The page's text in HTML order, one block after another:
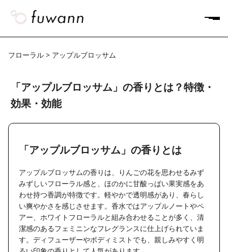
フローラル > アップルブロッサム
「アップルブロッサム」の香りとは？特徴・
効果・効能
「アップルブロッサム」の香りとは
アップルブロッサムの香りは、りんごの花を思わせるみず
みずしいフローラル感と、ほのかに甘酸っぱい果実感をあ
わせ持つ香調が特徴です。軽やかで透明感があり、春らし
い爽やかさを感じさせます。香水ではアップルノートやペ
アー、ホワイトフローラルと組み合わせることが多く、清
潔感のあるフェミニンなフレグランスに仕上げられていま
す。ディフューザーやボディミストでも、親しみやすく明